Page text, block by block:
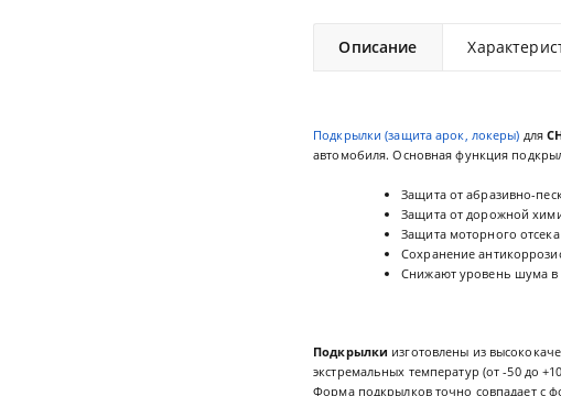
Описание
Подкрылки (защита арок, локеры) для
автомобиля. Основная функция
Защита от абразивно-
Защита от дорожной
Защита моторного отсека
Сохранение
Снижают уровень шума в
Подкрылки изготовлены из
экстремальных температур (от -50 до
Форма подкрылков точно совпадает с